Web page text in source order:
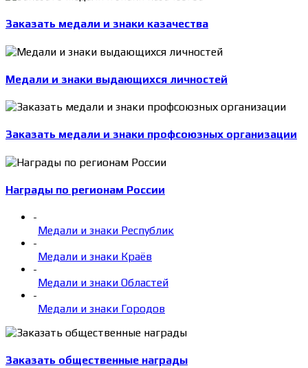
Заказать медали и знаки казачества
Медали и знаки выдающихся личностей
Заказать медали и знаки профсоюзных организации
Награды по регионам России
-
Медали и знаки Республик
-
Медали и знаки Краёв
-
Медали и знаки Областей
-
Медали и знаки Городов
Заказать общественные награды